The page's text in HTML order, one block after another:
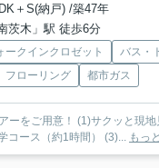
＋S(納戸) /築47年
茨木」駅 徒歩6分
ークインクロゼット
バス・
フローリング 都市ガス
ーをご用意！ (1)サクッと現
コース（約1時間） (3)...
もっ